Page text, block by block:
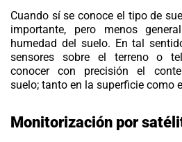
Cuando sí se conoce el tipo de
importante, pero menos
humedad del suelo. En tal
sensores sobre el terreno o
conocer con precisión el
suelo; tanto en la superficie como
Monitorización por